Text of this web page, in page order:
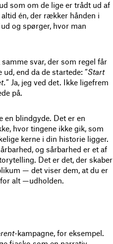
som om de lige er trådt ud af
én, der rækker hånden i
og spørger, hvor man
svar, der som regel får
end da de startede: “Start
” Ja, jeg ved det. Ikke ligefrem
på.
en blindgyde. Det er en
hvor tingene ikke gik, som
kerne i din historie ligger.
og sårbarhed er et af
Det er det, der skaber
— det viser dem, at du er
alt —udholden.
-kampagne, for eksempel.